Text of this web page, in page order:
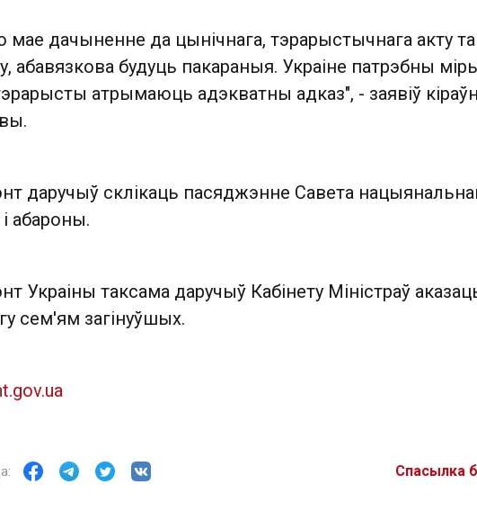
мае дачыненне да цынічнага, тэрарыстычнага акту
абавязкова будуць пакараныя. Украіне патрэбны
атрымаюць адэкватны адказ", - заявіў
даручыў склікаць пасяджэнне Савета
абароны.
Украіны таксама даручыў Кабінету Міністраў
сем'ям загінуўшых.
Спасылка